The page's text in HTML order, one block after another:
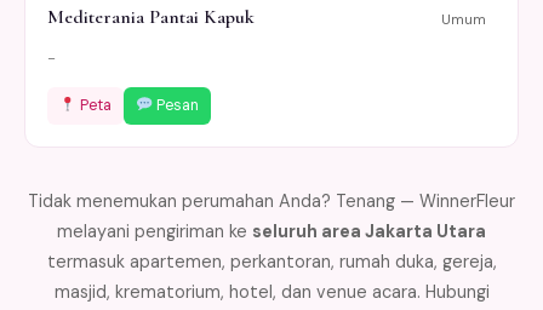
Mediterania Pantai Kapuk Umum
-
Peta Pesan
Tidak menemukan perumahan Anda? Tenang — WinnerFleur
melayani pengiriman ke seluruh area Jakarta Utara
termasuk apartemen, perkantoran, rumah duka, gereja,
masjid, krematorium, hotel, dan venue acara. Hubungi